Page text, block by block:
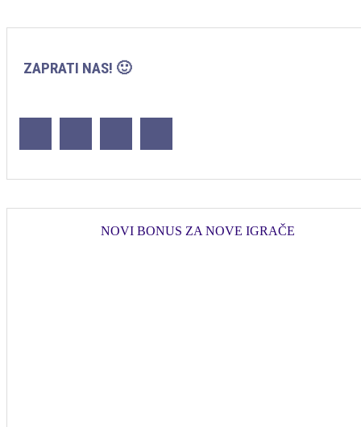
ZAPRATI NAS! 🙂
NOVI BONUS ZA NOVE IGRAČE